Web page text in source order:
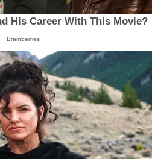
His Career With This Movie?
Brainberries